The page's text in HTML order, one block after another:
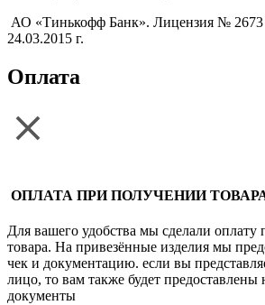
АО «Тинькофф Банк». Лицензия № 2673
24.03.2015 г.
Оплата
ОПЛАТА ПРИ ПОЛУЧЕНИИ
Для вашего удобства мы сделали оплату
товара. На привезённые изделия мы
чек и документацию. если вы
лицо, то вам также будет предоставлены
документы